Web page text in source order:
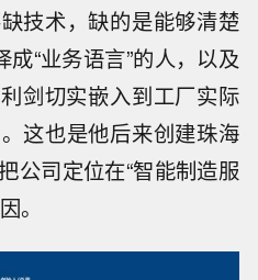
技术，缺的是能够清楚
成“业务语言”的人，以及
剑切实嵌入到工厂实际
这也是他后来创建珠海
公司定位在“智能制造服
。